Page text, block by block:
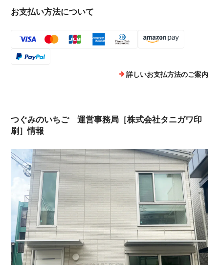
お支払い方法について
詳しいお支払方法のご案内
つぐみのいちご 運営事務局［株式会社タニガワ印
刷］情報